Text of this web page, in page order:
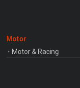
Motor
Motor & Racing